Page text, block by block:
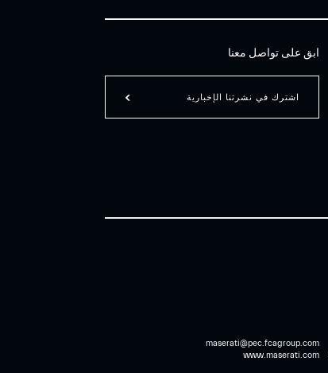
ابق على تواصل معنا
اشترك في نشرتنا الإخبارية
maserati@pec.fcagroup.com
www.maserati.com